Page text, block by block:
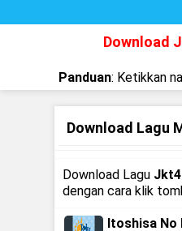
Download
Panduan: Ketikkan
Download Lagu
Download Lagu
dengan cara klik
Itoshisa No